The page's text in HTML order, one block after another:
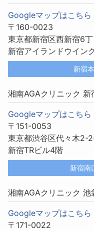
Googleマップはこちら
〒160-0023
東京都新宿区西新宿6
新宿アイランドウイン
新宿
湘南AGAクリニック
Googleマップはこちら
〒151-0053
東京都渋谷区代々木2-
新宿TRビル4階
新宿南
湘南AGAクリニック 池
Googleマップはこちら
〒171-0022